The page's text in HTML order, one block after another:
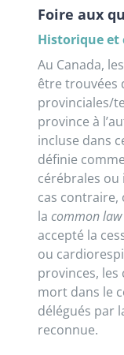
Foire aux
Historique et
Au Canada,
être trouvées
provinciales/
province à
incluse dans
définie
cérébrales
cas contraire,
la common law
accepté la
ou
provinces,
mort dans le
délégués par
reconnue.